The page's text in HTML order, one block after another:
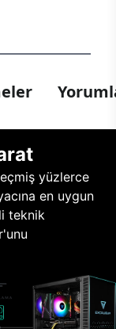
yüzlerce
en uygun
teknik